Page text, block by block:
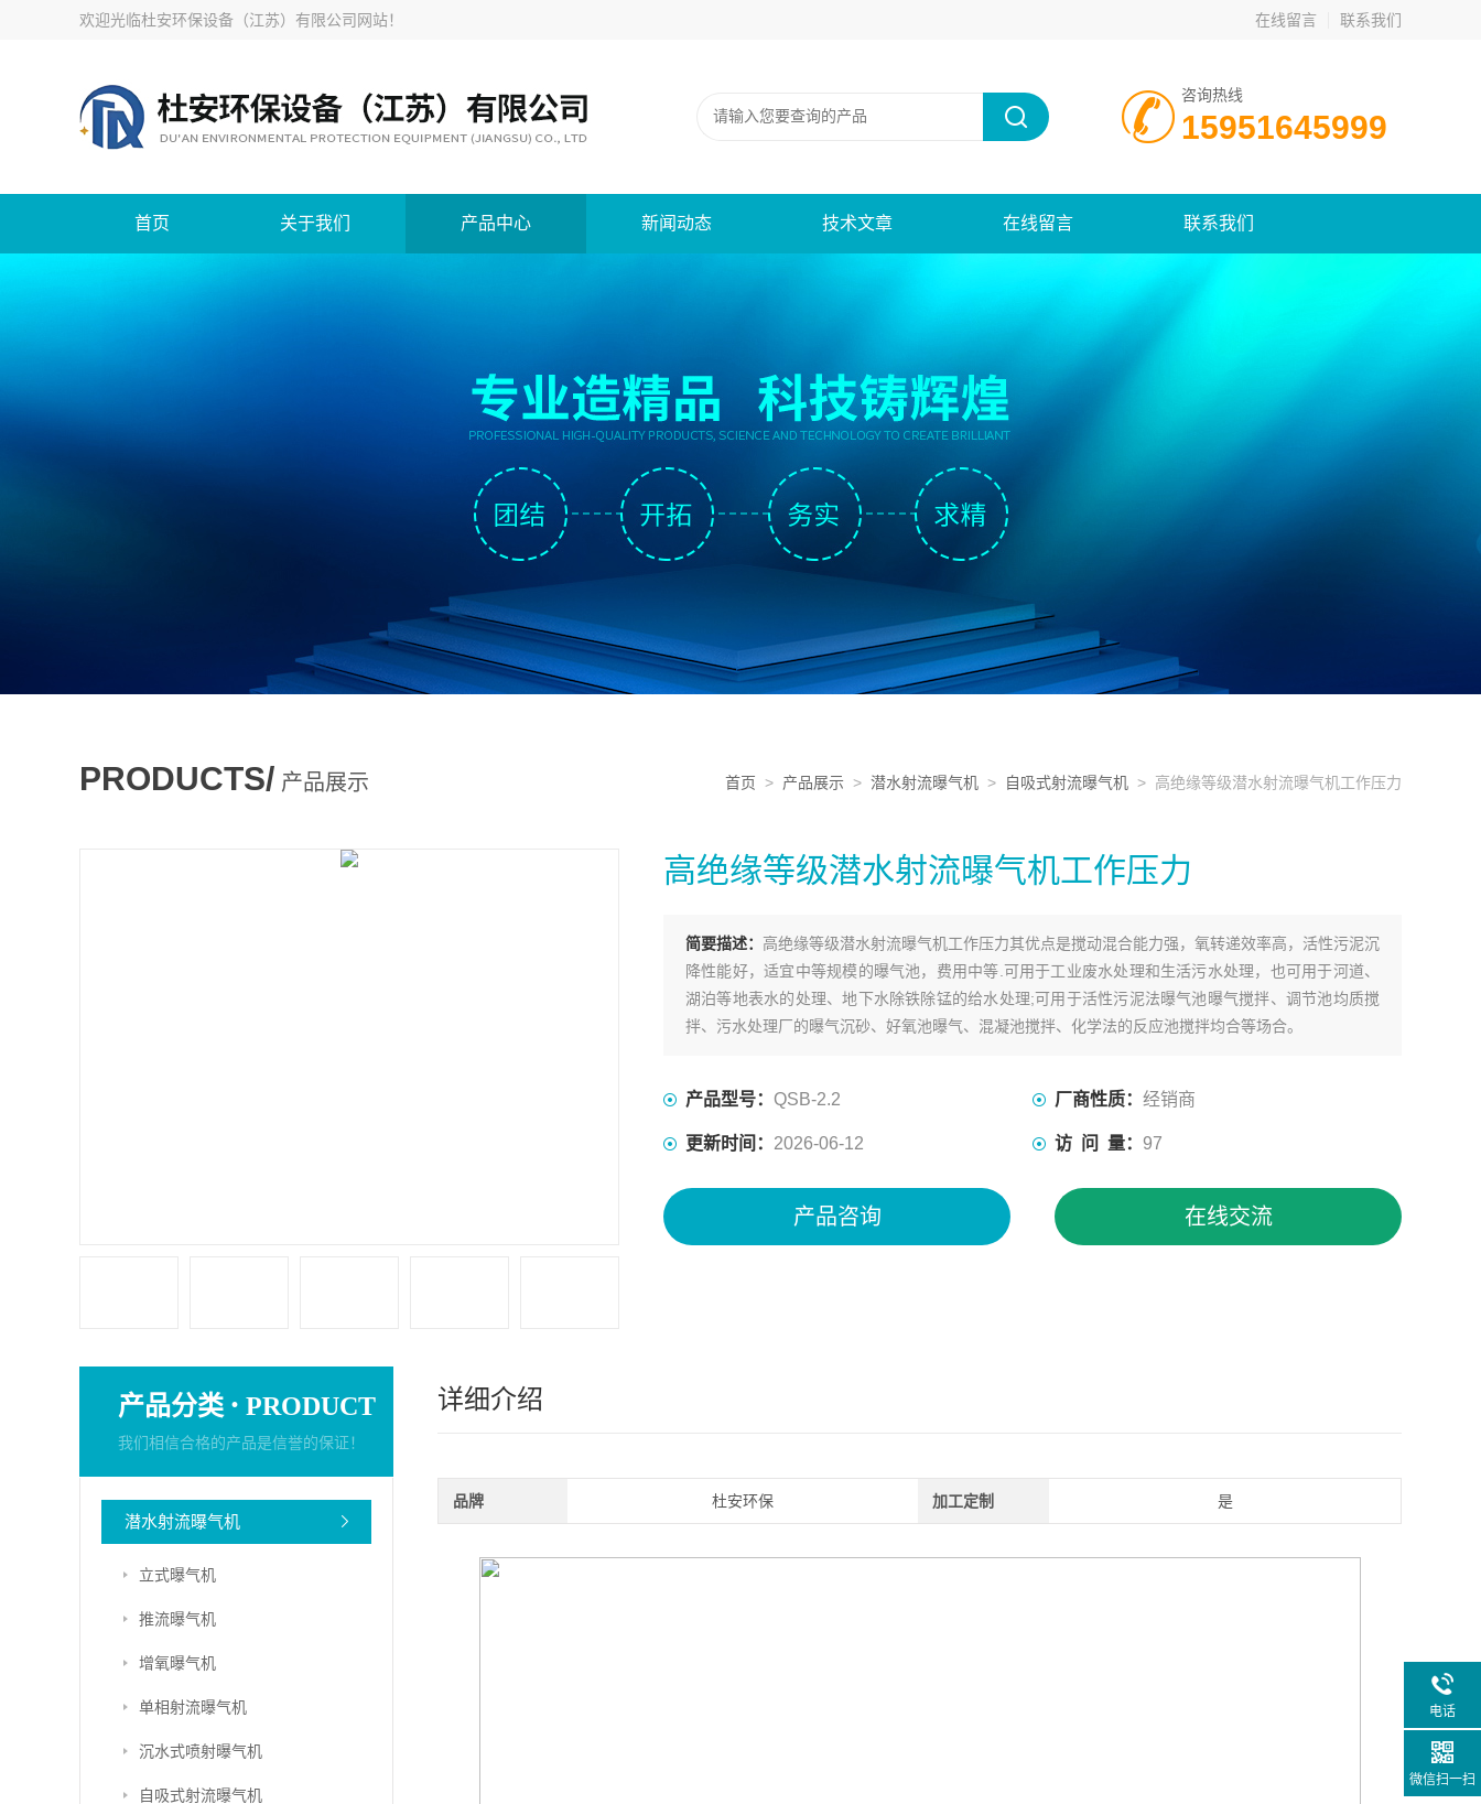
欢迎光临杜安环保设备（江苏）有限公司网站！ 在线留言 联系我们
咨询热线
15951645999
首页 关于我们 产品中心 新闻动态 技术文章 在线留言 联系我们
PRODUCTS/ 产品展示 首页 > 产品展示 > 潜水射流曝气机 > 自吸式射流曝气机 > 高绝缘等级潜水射流曝气机工作压力
高绝缘等级潜水射流曝气机工作压力
简要描述： 高绝缘等级潜水射流曝气机工作压力其优点是搅动混合能力强，氧转递效率高，活性污泥沉
降性能好，适宜中等规模的曝气池，费用中等.可用于工业废水处理和生活污水处理，也可用于河道、
湖泊等地表水的处理、地下水除铁除锰的给水处理;可用于活性污泥法曝气池曝气搅拌、调节池均质搅
拌、污水处理厂的曝气沉砂、好氧池曝气、混凝池搅拌、化学法的反应池搅拌均合等场合。
产品型号： QSB-2.2 厂商性质： 经销商
更新时间： 2026-06-12 访 问 量： 97
产品咨询 在线交流
产品分类 · PRODUCT
我们相信合格的产品是信誉的保证！
潜水射流曝气机
立式曝气机
推流曝气机
增氧曝气机
单相射流曝气机
沉水式喷射曝气机
自吸式射流曝气机
详细介绍
品牌 杜安环保 加工定制 是
电话
微信扫一扫